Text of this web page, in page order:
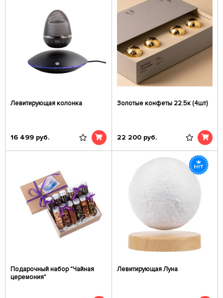
Левитирующая колонка
16 499 руб.
Золотые конфеты 22.5к (4шт)
22 200 руб.
Подарочный набор "Чайная
церемония"
Левитирующая Луна